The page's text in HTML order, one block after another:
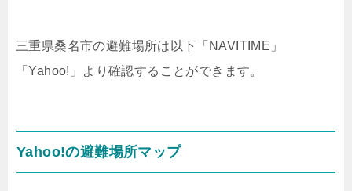
三重県桑名市の避難場所は以下「NAVITIME」
「Yahoo!」より確認することができます。
Yahoo!の避難場所マップ